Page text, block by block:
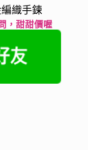
織手鍊
，甜甜價喔